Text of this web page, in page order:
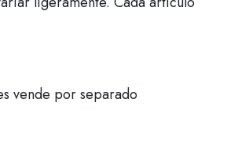
vende por separado